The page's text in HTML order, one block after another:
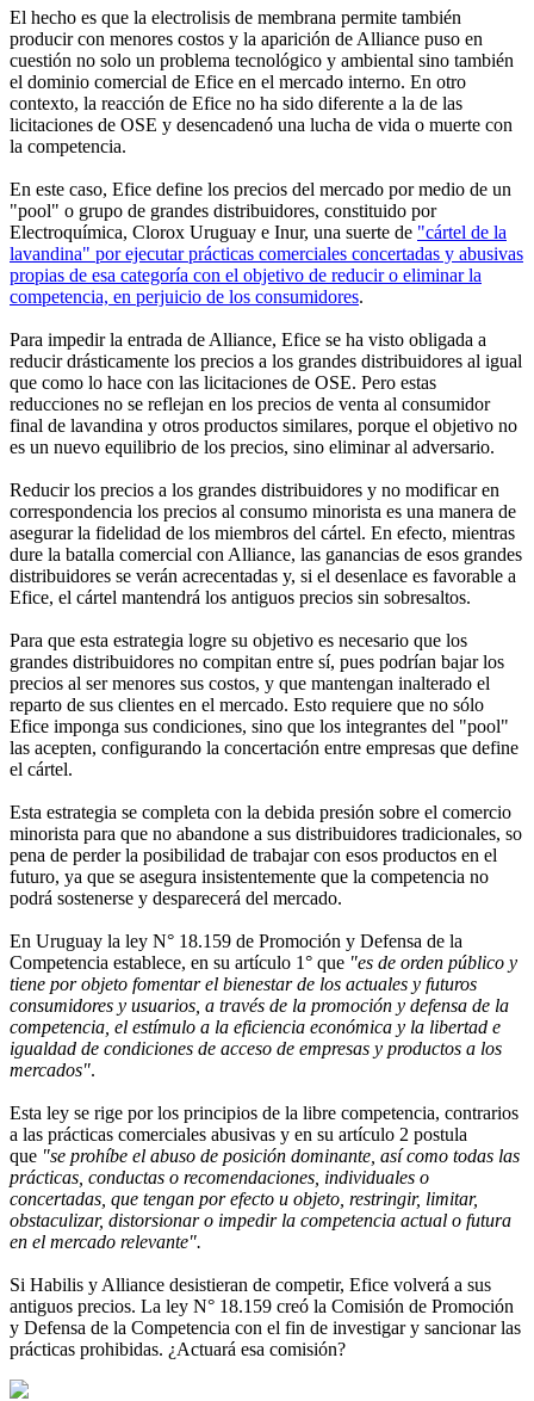
El hecho es que la electrolisis de membrana permite también
producir con menores costos y la aparición de Alliance puso en
cuestión no solo un problema tecnológico y ambiental sino también
el dominio comercial de Efice en el mercado interno. En otro
contexto, la reacción de Efice no ha sido diferente a la de las
licitaciones de OSE y desencadenó una lucha de vida o muerte con
la competencia.
En este caso, Efice define los precios del mercado por medio de un
"pool" o grupo de grandes distribuidores, constituido por
Electroquímica, Clorox Uruguay e Inur, una suerte de "cártel de la
lavandina" por ejecutar prácticas comerciales concertadas y abusivas
propias de esa categoría con el objetivo de reducir o eliminar la
competencia, en perjuicio de los consumidores.
Para impedir la entrada de Alliance, Efice se ha visto obligada a
reducir drásticamente los precios a los grandes distribuidores al igual
que como lo hace con las licitaciones de OSE. Pero estas
reducciones no se reflejan en los precios de venta al consumidor
final de lavandina y otros productos similares, porque el objetivo no
es un nuevo equilibrio de los precios, sino eliminar al adversario.
Reducir los precios a los grandes distribuidores y no modificar en
correspondencia los precios al consumo minorista es una manera de
asegurar la fidelidad de los miembros del cártel. En efecto, mientras
dure la batalla comercial con Alliance, las ganancias de esos grandes
distribuidores se verán acrecentadas y, si el desenlace es favorable a
Efice, el cártel mantendrá los antiguos precios sin sobresaltos.
Para que esta estrategia logre su objetivo es necesario que los
grandes distribuidores no compitan entre sí, pues podrían bajar los
precios al ser menores sus costos, y que mantengan inalterado el
reparto de sus clientes en el mercado. Esto requiere que no sólo
Efice imponga sus condiciones, sino que los integrantes del "pool"
las acepten, configurando la concertación entre empresas que define
el cártel.
Esta estrategia se completa con la debida presión sobre el comercio
minorista para que no abandone a sus distribuidores tradicionales, so
pena de perder la posibilidad de trabajar con esos productos en el
futuro, ya que se asegura insistentemente que la competencia no
podrá sostenerse y desparecerá del mercado.
En Uruguay la ley N° 18.159 de Promoción y Defensa de la
Competencia establece, en su artículo 1° que "es de orden público y
tiene por objeto fomentar el bienestar de los actuales y futuros
consumidores y usuarios, a través de la promoción y defensa de la
competencia, el estímulo a la eficiencia económica y la libertad e
igualdad de condiciones de acceso de empresas y productos a los
mercados".
Esta ley se rige por los principios de la libre competencia, contrarios
a las prácticas comerciales abusivas y en su artículo 2 postula
que "se prohíbe el abuso de posición dominante, así como todas las
prácticas, conductas o recomendaciones, individuales o
concertadas, que tengan por efecto u objeto, restringir, limitar,
obstaculizar, distorsionar o impedir la competencia actual o futura
en el mercado relevante".
Si Habilis y Alliance desistieran de competir, Efice volverá a sus
antiguos precios. La ley N° 18.159 creó la Comisión de Promoción
y Defensa de la Competencia con el fin de investigar y sancionar las
prácticas prohibidas. ¿Actuará esa comisión?